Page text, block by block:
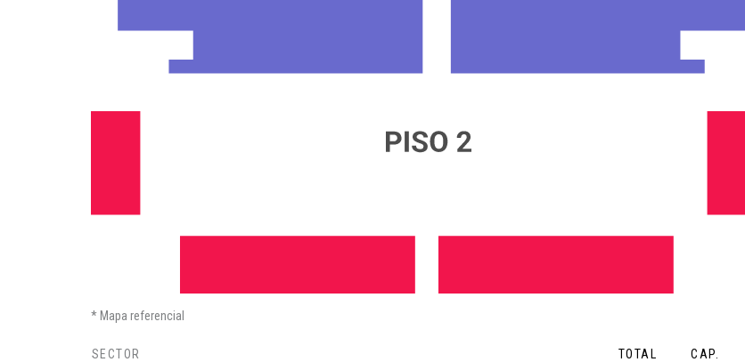
Mapa referencial
SECTOR TOTAL CAP.